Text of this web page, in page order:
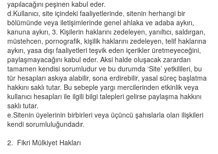
yapılacağını peşinen kabul eder.
d.Kullanıcı, site içindeki faaliyetlerinde, sitenin herhangi bir
bölümünde veya iletişimlerinde genel ahlaka ve adaba aykırı,
kanuna aykırı, 3. Kişilerin haklarını zedeleyen, yanıltıcı, saldırgan,
müstehcen, pornografik, kişilik haklarını zedeleyen, telif haklarına
aykırı, yasa dışı faaliyetleri teşvik eden içerikler üretmeyeceğini,
paylaşmayacağını kabul eder. Aksi halde oluşacak zarardan
tamamen kendisi sorumludur ve bu durumda ‘Site’ yetkilileri, bu
tür hesapları askıya alabilir, sona erdirebilir, yasal süreç başlatma
hakkını saklı tutar. Bu sebeple yargı mercilerinden etkinlik veya
kullanıcı hesapları ile ilgili bilgi talepleri gelirse paylaşma hakkını
saklı tutar.
e.Sitenin üyelerinin birbirleri veya üçüncü şahıslarla olan ilişkileri
kendi sorumluluğundadır.
2. Fikri Mülkiyet Hakları